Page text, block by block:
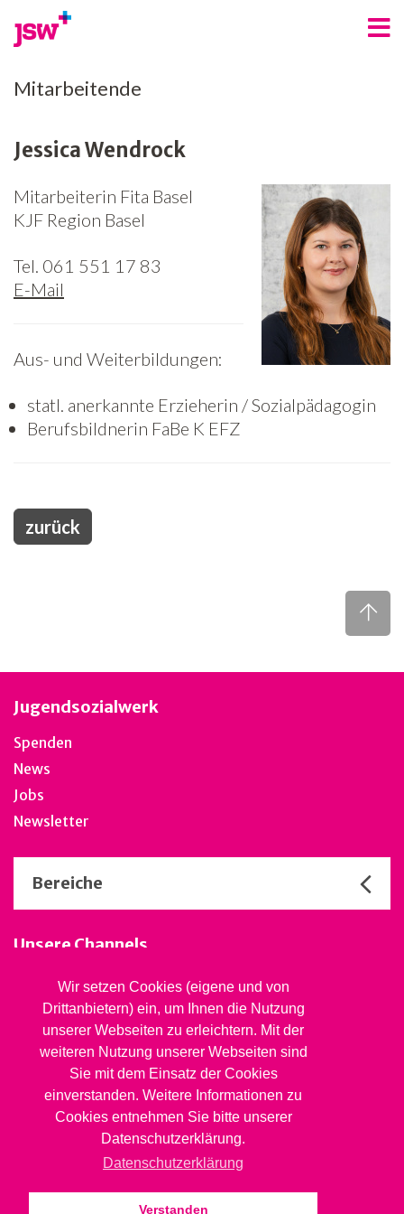
Wir setzen Cookies (eigene und von
Drittanbietern) ein, um Ihnen die Nutzung
unserer Webseiten zu erleichtern. Mit der
weiteren Nutzung unserer Webseiten sind
Sie mit dem Einsatz der Cookies
einverstanden. Weitere Informationen zu
Cookies entnehmen Sie bitte unserer
Datenschutzerklärung.
Datenschutzerklärung
Verstanden
Angebote
Über uns
Spenden
Kontakt
News
Newsletter
Mitarbeitende
Jessica Wendrock
Mitarbeiterin Fita Basel
KJF Region Basel
Tel. 061 551 17 83
E-Mail
Aus- und Weiterbildungen:
statl. anerkannte Erzieherin / Sozialpädagogin
Berufsbildnerin FaBe K EFZ
zurück
Jugendsozialwerk
Spenden
News
Jobs
Newsletter
Bereiche
Unsere Channels
Stiftung Jugendsozialwerk
Blaues Kreuz BL
Rheinstrasse 20, 4410 Liestal
061 827 99 81
info@jsw.swiss